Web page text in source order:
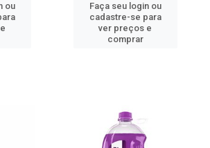
ou
Faça seu login ou
cadastre-se para
ver preços e
comprar